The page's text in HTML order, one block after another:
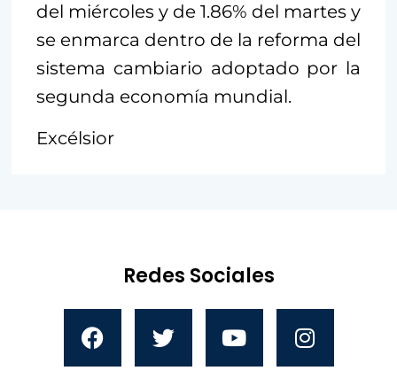
del miércoles y de 1.86% del martes y
se enmarca dentro de la reforma del
sistema cambiario adoptado por la
segunda economía mundial.
Excélsior
Redes Sociales